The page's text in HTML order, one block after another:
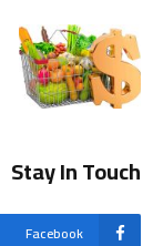
Stay In Touch
Facebook